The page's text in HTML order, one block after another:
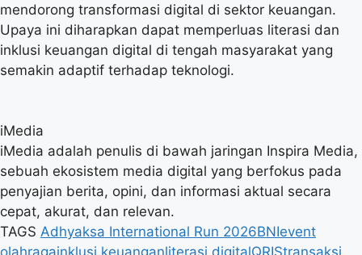
mendorong transformasi digital di sektor keuangan.
Upaya ini diharapkan dapat memperluas literasi dan
inklusi keuangan digital di tengah masyarakat yang
semakin adaptif terhadap teknologi.
iMedia
iMedia adalah penulis di bawah jaringan Inspira Media,
sebuah ekosistem media digital yang berfokus pada
penyajian berita, opini, dan informasi aktual secara
cepat, akurat, dan relevan.
TAGS Adhyaksa International Run 2026BNIevent
olahragainklusi keuanganliterasi digitalQRIStransaksi